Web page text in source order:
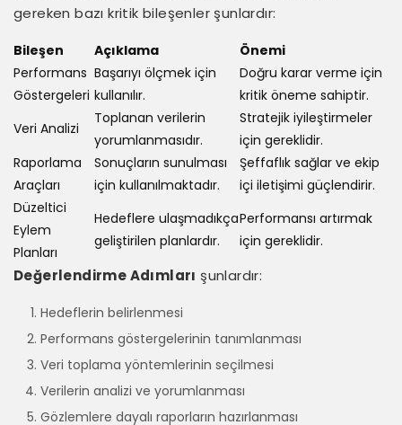
gereken bazı kritik bileşenler şunlardır:
Bileşen Açıklama
Önemi
Performans
Göstergeleri
Başarıyı ölçmek için
kullanılır.
Doğru karar verme için
kritik öneme sahiptir.
Veri Analizi
Toplanan verilerin
yorumlanmasıdır.
Stratejik iyileştirmeler
için gereklidir.
Raporlama
Araçları
Sonuçların sunulması
için kullanılmaktadır.
Şeffaflık sağlar ve ekip
içi iletişimi güçlendirir.
Düzeltici
Eylem
Planları
Hedeflere ulaşmadıkça
geliştirilen planlardır.
Performansı artırmak
için gereklidir.
Değerlendirme Adımları şunlardır:
Hedeflerin belirlenmesi
Performans göstergelerinin tanımlanması
Veri toplama yöntemlerinin seçilmesi
Verilerin analizi ve yorumlanması
Gözlemlere dayalı raporların hazırlanması